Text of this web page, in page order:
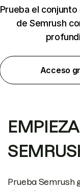
Prueba el
de Semrush
Acceso
Prueba Semrush